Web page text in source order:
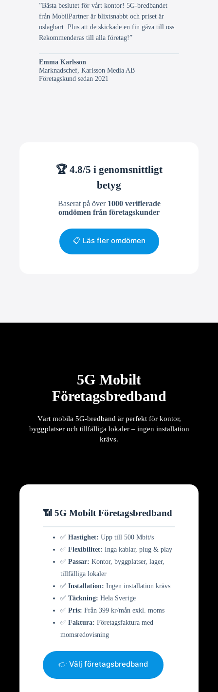
”Bästa beslutet för vårt kontor! 5G-bredbandet
från MobilPartner är blixtsnabbt och priset är
oslagbart. Plus att de skickade en fin gåva till oss.
Rekommenderas till alla företag!”
Emma Karlsson
Marknadschef, Karlsson Media AB
Företagskund sedan 2021
🏆 4.8/5 i genomsnittligt
betyg
Baserat på över 1000 verifierade
omdömen från företagskunder
📋 Läs fler omdömen
5G Mobilt
Företagsbredband
Vårt mobila 5G-bredband är perfekt för kontor,
byggplatser och tillfälliga lokaler – ingen installation
krävs.
📶 5G Mobilt Företagsbredband
✅ Hastighet: Upp till 500 Mbit/s
✅ Flexibilitet: Inga kablar, plug & play
✅ Passar: Kontor, byggplatser, lager,
tillfälliga lokaler
✅ Installation: Ingen installation krävs
✅ Täckning: Hela Sverige
✅ Pris: Från 399 kr/mån exkl. moms
✅ Faktura: Företagsfaktura med
momsredovisning
👉 Välj företagsbredband